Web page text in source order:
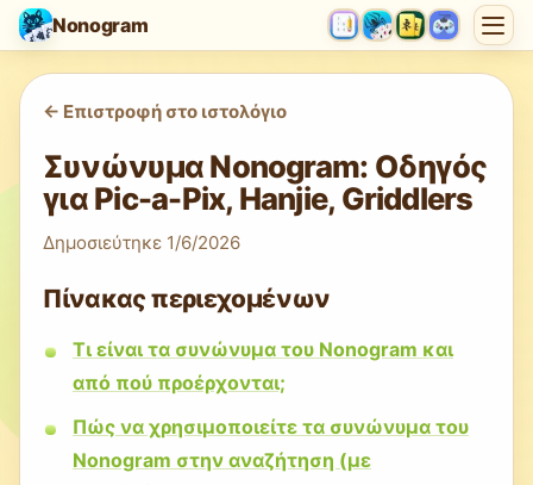
Nonogram
<- Επιστροφή στο ιστολόγιο
Συνώνυμα Nonogram: Οδηγός
για Pic-a-Pix, Hanjie, Griddlers
Δημοσιεύτηκε 1/6/2026
Πίνακας περιεχομένων
Τι είναι τα συνώνυμα του Nonogram και
από πού προέρχονται;
Πώς να χρησιμοποιείτε τα συνώνυμα του
Nonogram στην αναζήτηση (με